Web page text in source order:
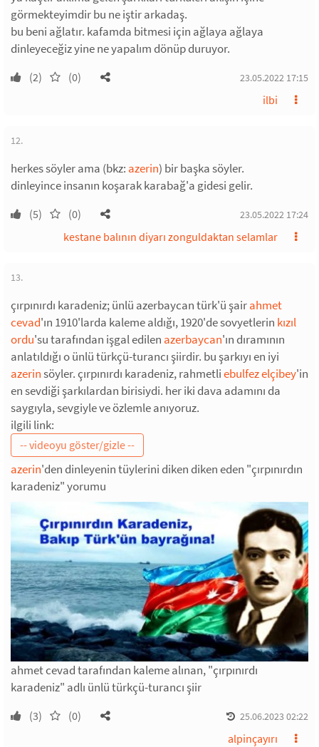
görmekteyimdir bu ne iştir arkadaş.
bu beni ağlatır. kafamda bitmesi için ağlaya ağlaya
dinleyeceğiz yine ne yapalım dönüp duruyor.
(2) (0) 23.05.2022 17:15
ilbi
12.
herkes söyler ama (bkz: azerin) bir başka söyler.
dinleyince insanın koşarak karabağ'a gidesi gelir.
(5) (0) 23.05.2022 17:24
kestane balının diyarı zonguldaktan selamlar
13.
çırpınırdı karadeniz; ünlü azerbaycan türk'ü şairahmet
cevad'ın 1910'larda kaleme aldığı, 1920'de sovyetlerin kızıl
ordu'su tarafından işgal edilen azerbaycan'ın dıramının
anlatıldığı o ünlü türkçü-turancı şiirdir. bu şarkıyı en iyi
azerinsöyler. çırpınırdı karadeniz, rahmetliebulfez elçibey'in
en sevdiği şarkılardan birisiydi. her iki dava adamını da
saygıyla, sevgiyle ve özlemle anıyoruz.
ilgili link:
azerin'den dinleyenin tüylerini diken diken eden "çırpınırdın
karadeniz" yorumu
ahmet cevad tarafından kaleme alınan, "çırpınırdı
karadeniz" adlı ünlü türkçü-turancı şiir
(3) (0) 25.06.2023 02:22
alpinçayırı